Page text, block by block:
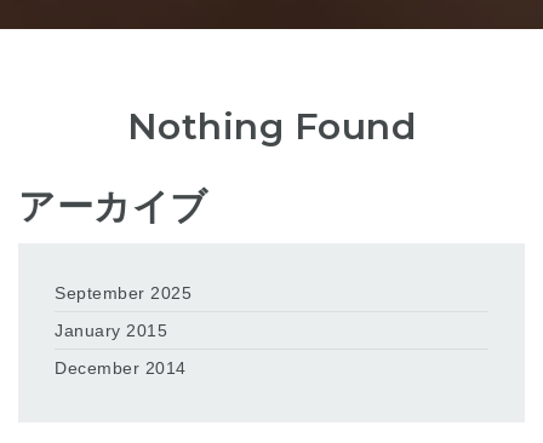
Nothing Found
アーカイブ
September 2025
January 2015
December 2014